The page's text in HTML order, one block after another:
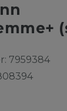
7959384